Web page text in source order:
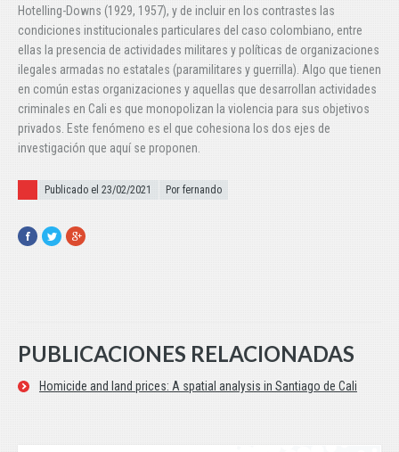
Hotelling-Downs (1929, 1957), y de incluir en los contrastes las
condiciones institucionales particulares del caso colombiano, entre
ellas la presencia de actividades militares y políticas de organizaciones
ilegales armadas no estatales (paramilitares y guerrilla). Algo que tienen
en común estas organizaciones y aquellas que desarrollan actividades
criminales en Cali es que monopolizan la violencia para sus objetivos
privados. Este fenómeno es el que cohesiona los dos ejes de
investigación que aquí se proponen.
Publicado el
Publicado el 23/02/2021 Por fernando
Facebook
TwitterGoogle+
PUBLICACIONES RELACIONADAS
Homicide and land prices: A spatial analysis in Santiago de Cali